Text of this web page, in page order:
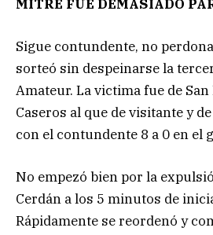
MITRE FUE DEMASIADO
Sigue contundente, no
sorteó sin despeinarse la
Amateur. La victima fue de
Caseros al que de visitante y
con el contundente 8 a 0 en el
No empezó bien por la
Cerdán a los 5 minutos de
Rápidamente se reordenó y